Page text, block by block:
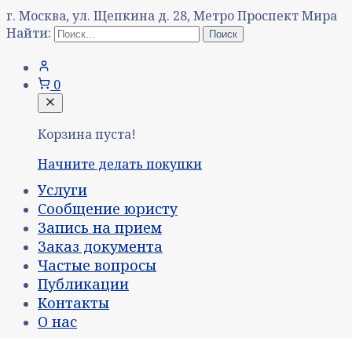
г. Москва, ул. Щепкина д. 28, Метро Проспект Мира
Найти:
0
Корзина пуста!
Начните делать покупки
Услуги
Сообщение юристу
Запись на прием
Заказ документа
Частые вопросы
Публикации
Контакты
О нас